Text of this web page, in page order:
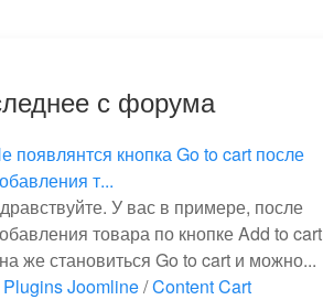
с форума
появлянтся кнопка Go to cart после
т...
У вас в примере, после
товара по кнопке Add to
же становиться Go to cart и можно...
Plugins Joomline/Content Cart